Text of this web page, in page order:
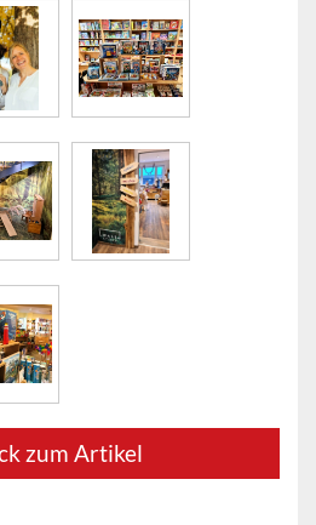
zum Artikel